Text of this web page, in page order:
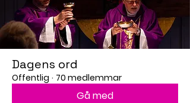
Dagens ord
Offentlig · 70 medlemmar
Gå med